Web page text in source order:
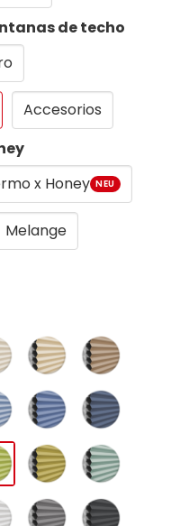
de techo
Accesorios
x Honey NEU
Melange